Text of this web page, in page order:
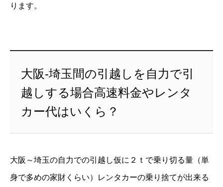
ります。
大阪-埼玉間の引越しを自力で引
越しする場合高速料金やレンタ
カー代はいくら？
大阪～埼玉の自力での引越し仮に２ｔで乗り切る量（単
身で多めの家財くらい）レンタカーの乗り捨てが出来る